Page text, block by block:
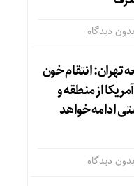
بدون دیدگاه
انتقام خون
از منطقه و
ادامه خواهد
بدون دیدگاه